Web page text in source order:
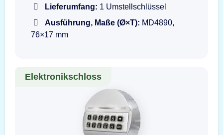
Lieferumfang: 1 Umstellschlüssel
Ausführung, Maße (Ø×T): MD4890,
76×17 mm
Elektronikschloss